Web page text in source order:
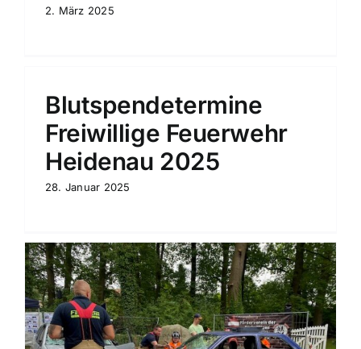
2. März 2025
Blutspendetermine
Freiwillige Feuerwehr
Heidenau 2025
28. Januar 2025